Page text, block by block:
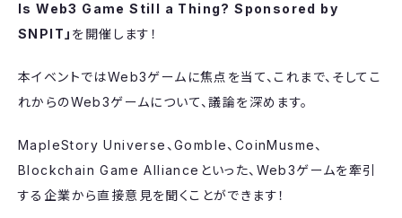
Is Web3 Game Still a Thing? Sponsored by
SNPIT」 を開催します！
本イベントではWeb3ゲームに焦点を当て、これまで、そしてこ
れからのWeb3ゲームについて、議論を深めます。
MapleStory Universe、Gomble、CoinMusme、
Blockchain Game Allianceといった、Web3ゲームを牽引
する企業から直接意見を聞くことができます！